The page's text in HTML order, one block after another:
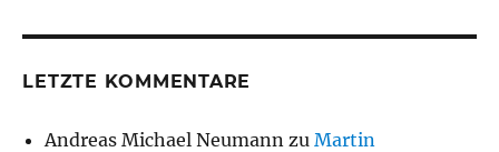
LETZTE KOMMENTARE
Andreas Michael Neumann zuMartin